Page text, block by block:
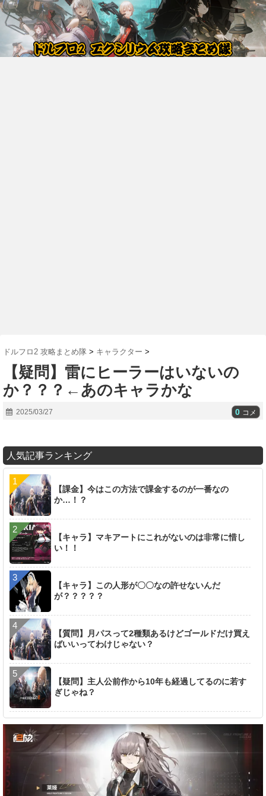
ドルフロ2 攻略まとめ隊 > キャラクター >
【疑問】雷にヒーラーはいないの
か？？？←あのキャラかな
2025/03/27 0 コメ
人気記事ランキング
【課金】今はこの方法で課金するのが一番なの
か…！？
【キャラ】マキアートにこれがないのは非常に惜し
い！！
【キャラ】この人形が〇〇なの許せないんだ
が？？？？？
【質問】月パスって2種類あるけどゴールドだけ買え
ばいいってわけじゃない？
【疑問】主人公前作から10年も経過してるのに若す
ぎじゃね？